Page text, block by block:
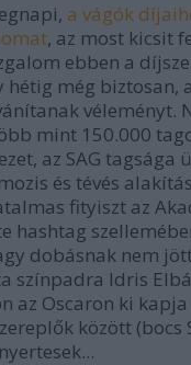
a vágók
, az most kicsit
ebben a
hétig még biztosan,
véleményt.
mint 150.000
az SAG tagsága
és tévés
fityiszt az
hashtag
dobásnak nem
színpadra Idris
az Oscaron ki
között (bocs